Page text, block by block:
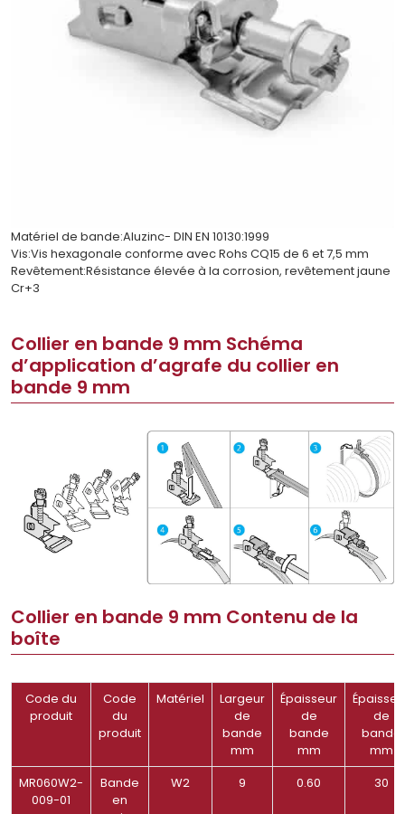
Matériel de bande:Aluzinc- DIN EN 10130:1999
Vis:Vis hexagonale conforme avec Rohs CQ15 de 6 et 7,5 mm
Revêtement:Résistance élevée à la corrosion, revêtement jaune
Cr+3
Collier en bande 9 mm Schéma
d’application d’agrafe du collier en
bande 9 mm
Collier en bande 9 mm Contenu de la
boîte
Code du
produit
Code
du
produit
Matériel
Largeur
de
bande
mm
Épaisseur
de
bande
mm
de
bande
mm
MR060W2-
009-01
Bande
en
W2 9 0.60 30